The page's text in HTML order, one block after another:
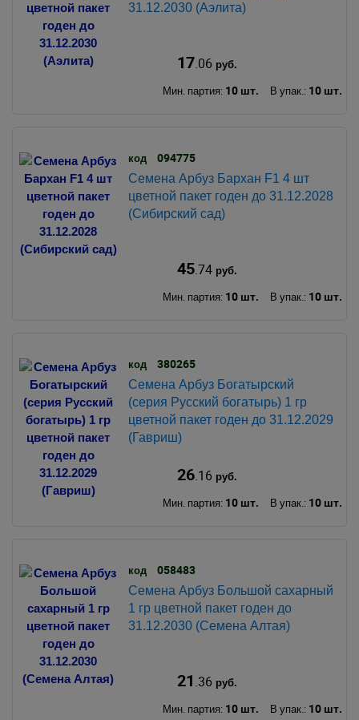
31.12.2030 (Аэлита)
17.06 руб.
Мин. партия: 10 шт. В упак.: 10 шт.
код 094775
Семена Арбуз Бархан F1 4 шт
цветной пакет годен до 31.12.2028
(Сибирский сад)
45.74руб.
Мин. партия: 10 шт. В упак.: 10 шт.
код 380265
Семена Арбуз Богатырский
(серия Русский богатырь) 1 гр
цветной пакет годен до 31.12.2029
(Гавриш)
26.16 руб.
Мин. партия: 10 шт. В упак.: 10 шт.
код 058483
Семена Арбуз Большой сахарный
1 гр цветной пакет годен до
31.12.2030 (Семена Алтая)
21.36 руб.
Мин. партия: 10 шт. В упак.: 10 шт.